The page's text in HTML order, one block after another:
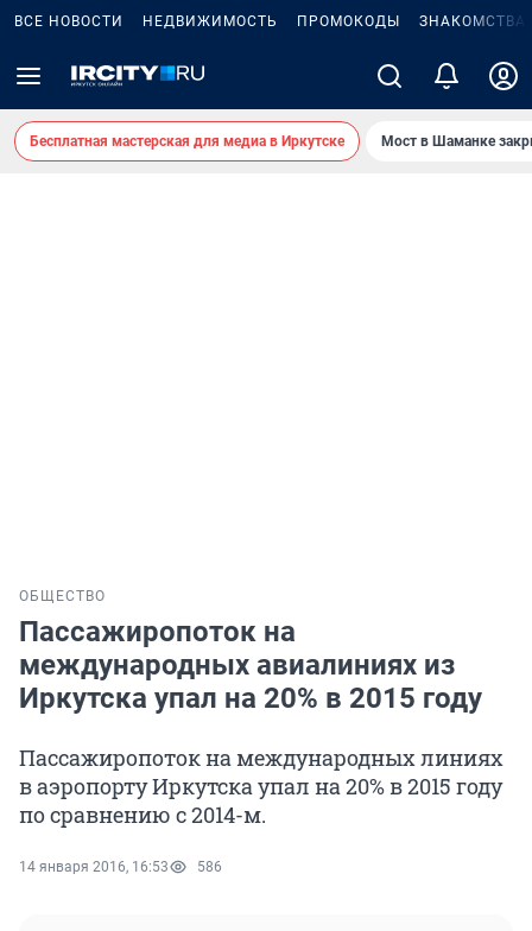
ВСЕ НОВОСТИ НЕДВИЖИМОСТЬ ПРОМОКОДЫ ЗНАКОМСТВА
Бесплатная мастерская для медиа в Иркутске Мост в Шаманке
ОБЩЕСТВО
Пассажиропоток на
международных авиалиниях из
Иркутска упал на 20% в 2015 году
Пассажиропоток на международных линиях
в аэропорту Иркутска упал на 20% в 2015 году
по сравнению с 2014-м.
14 января 2016, 16:53 586